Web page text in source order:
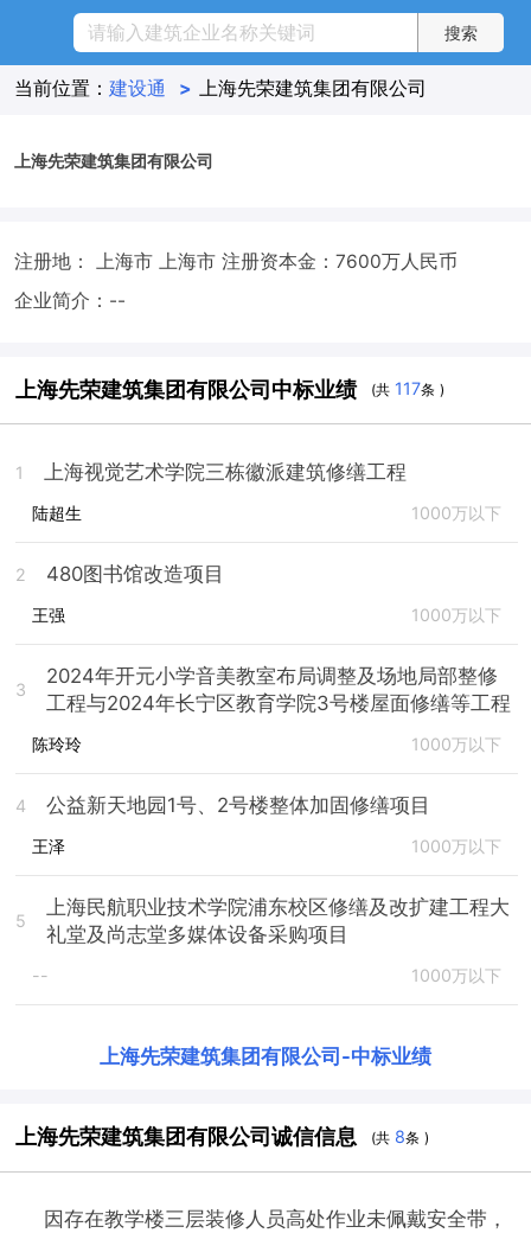
当前位置： 建设通 > 上海先荣建筑集团有限公司
上海先荣建筑集团有限公司
注册地： 上海市 上海市 注册资本金：7600万人民币
企业简介：--
上海先荣建筑集团有限公司中标业绩 (共 117条 )
1 上海视觉艺术学院三栋徽派建筑修缮工程
陆超生 1000万以下
2 480图书馆改造项目
王强 1000万以下
3
2024年开元小学音美教室布局调整及场地局部整修
工程与2024年长宁区教育学院3号楼屋面修缮等工程
陈玲玲 1000万以下
4 公益新天地园1号、2号楼整体加固修缮项目
王泽 1000万以下
5
上海民航职业技术学院浦东校区修缮及改扩建工程大
礼堂及尚志堂多媒体设备采购项目
-- 1000万以下
上海先荣建筑集团有限公司 -中标业绩
上海先荣建筑集团有限公司诚信信息 (共 8条 )
因存在教学楼三层装修人员高处作业未佩戴安全带，